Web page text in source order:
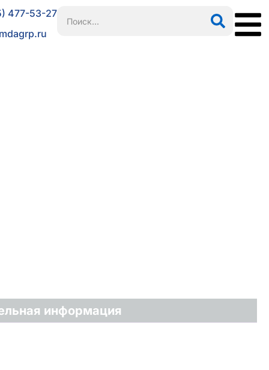
477-53-27
информация